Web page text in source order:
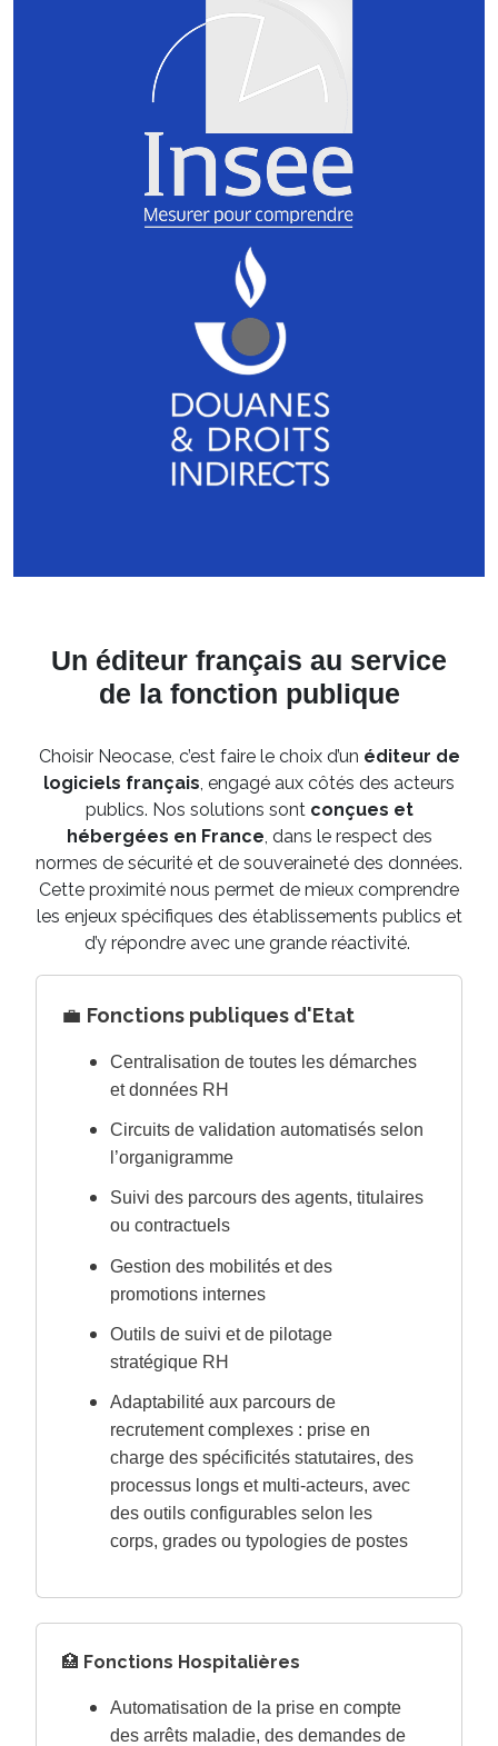
Un éditeur français au service
de la fonction publique
Choisir Neocase, c’est faire le choix d’un éditeur de
logiciels français , engagé aux côtés des acteurs
publics. Nos solutions sont conçues et
hébergées en France , dans le respect des
normes de sécurité et de souveraineté des données.
Cette proximité nous permet de mieux comprendre
les enjeux spécifiques des établissements publics et
d’y répondre avec une grande réactivité.
💼 Fonctions publiques d'Etat
Centralisation de toutes les démarches
et données RH
Circuits de validation automatisés selon
l’organigramme
Suivi des parcours des agents, titulaires
ou contractuels
Gestion des mobilités et des
promotions internes
Outils de suivi et de pilotage
stratégique RH
Adaptabilité aux parcours de
recrutement complexes : prise en
charge des spécificités statutaires, des
processus longs et multi-acteurs, avec
des outils configurables selon les
corps, grades ou typologies de postes
🏥 Fonctions Hospitalières
Automatisation de la prise en compte
des arrêts maladie, des demandes de